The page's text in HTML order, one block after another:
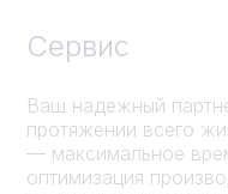
Сервис
Ваш надежный
протяжении всего
— максимальное
оптимизация